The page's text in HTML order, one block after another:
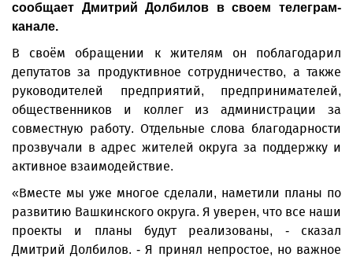
сообщает Дмитрий Долбилов в своем телеграм-
канале.
В своём обращении к жителям он поблагодарил
депутатов за продуктивное сотрудничество, а также
руководителей предприятий, предпринимателей,
общественников и коллег из администрации за
совместную работу. Отдельные слова благодарности
прозвучали в адрес жителей округа за поддержку и
активное взаимодействие.
«Вместе мы уже многое сделали, наметили планы по
развитию Вашкинского округа. Я уверен, что все наши
проекты и планы будут реализованы, - сказал
Дмитрий Долбилов. - Я принял непростое, но важное